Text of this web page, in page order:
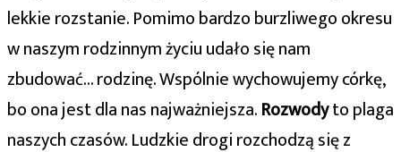
lekkie rozstanie. Pomimo bardzo burzliwego okresu
w naszym rodzinnym życiu udało się nam
zbudować… rodzinę. Wspólnie wychowujemy córkę,
bo ona jest dla nas najważniejsza.Rozwodyto plaga
naszych czasów. Ludzkie drogi rozchodzą się z